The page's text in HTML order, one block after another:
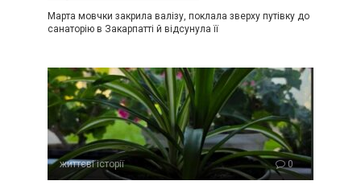
Марта мовчки закрила валізу, поклала зверху путівку до
санаторію в Закарпатті й відсунула її
життєві історії 0